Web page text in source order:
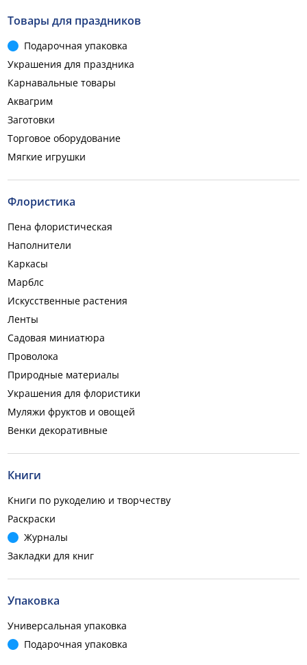
Товары для праздников
Подарочная упаковка
Украшения для праздника
Карнавальные товары
Аквагрим
Заготовки
Торговое оборудование
Мягкие игрушки
Флористика
Пена флористическая
Наполнители
Каркасы
Марблс
Искусственные растения
Ленты
Садовая миниатюра
Проволока
Природные материалы
Украшения для флористики
Муляжи фруктов и овощей
Венки декоративные
Книги
Книги по рукоделию и творчеству
Раскраски
Журналы
Закладки для книг
Упаковка
Универсальная упаковка
Подарочная упаковка